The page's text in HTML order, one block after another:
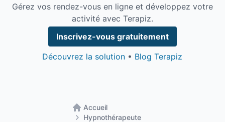
Gérez vos rendez-vous en ligne et développez votre
activité avec Terapiz.
Inscrivez-vous gratuitement
Découvrez la solution • Blog Terapiz
Accueil
Retour à la page d'accueil
Hypnothérapeute